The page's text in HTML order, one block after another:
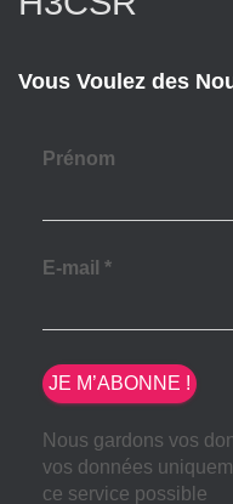
Vous Voulez des
Prénom
E-mail *
Nous gardons vos
vos données
ce service possible